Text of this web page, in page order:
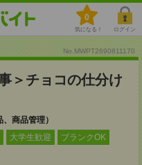
0
気になる！ ログイン
No.MWPT2690811170
＞チョコの仕分け
商品管理）
大学生歓迎 ブランクOK